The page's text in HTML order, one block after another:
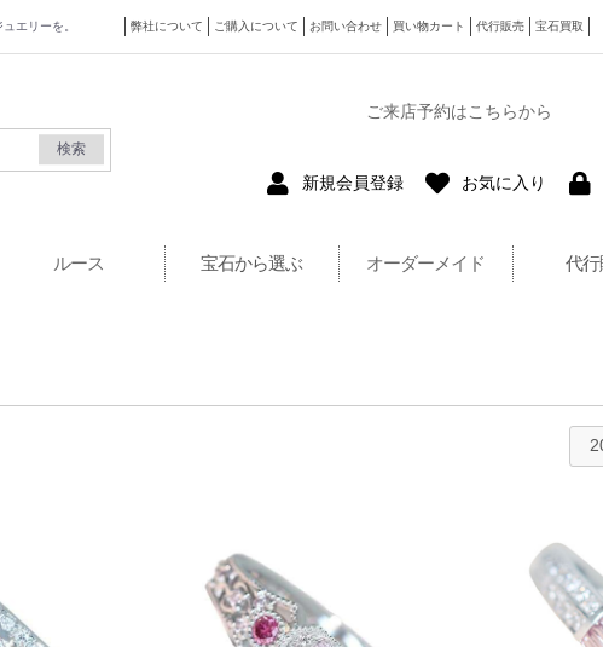
エリーを。 弊社について ご購入について お問い合わせ 買い物カート 代行販売 宝石買取
検索
ご来店予約はこちらから
新規会員登録 お気に入り
ルース 宝石から選ぶ オーダーメイド 代